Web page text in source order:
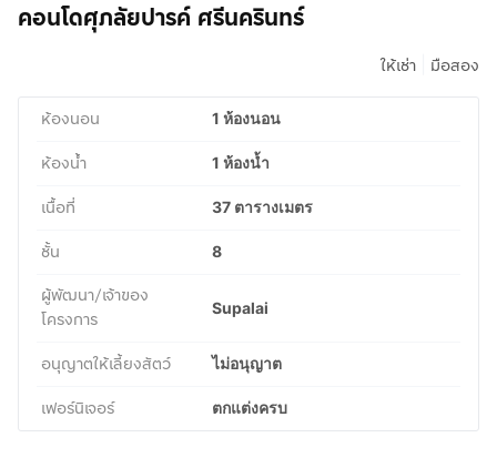
คอนโดศุภลัยปารค์ ศรีนครินทร์
ให้เช่า มือสอง
ห้องนอน 1 ห้องนอน
ห้องน้ำ 1 ห้องน้ำ
เนื้อที่ 37 ตารางเมตร
ชั้น 8
ผู้พัฒนา/เจ้าของ
โครงการ
Supalai
อนุญาตให้เลี้ยงสัตว์ ไม่อนุญาต
เฟอร์นิเจอร์ ตกแต่งครบ